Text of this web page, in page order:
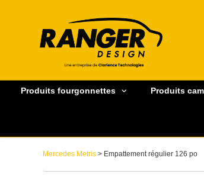
Produits fourgonnettes Produits
Mercedes Metris > Empattement régulier 126 po